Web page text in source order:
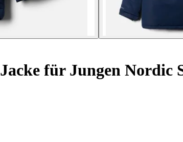
Jacke für Jungen Nordic